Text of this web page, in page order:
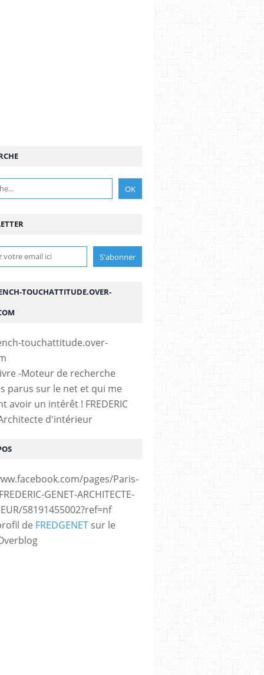
TOUCHATTITUDE.OVER-
-Moteur de recherche
parus sur le net et qui me
avoir un intérêt ! FREDERIC
d'intérieur
pages/Paris-
GENET-ARCHITECTE-
58191455002?ref=nf
de FREDGENET sur le